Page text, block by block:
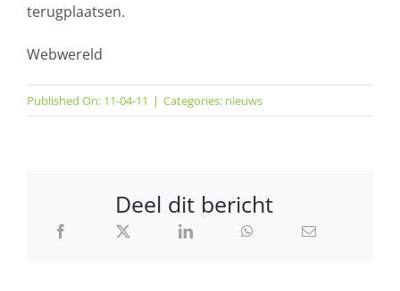
terugplaatsen.
Webwereld
Published On: 11-04-11 | Categories: nieuws
Deel dit bericht